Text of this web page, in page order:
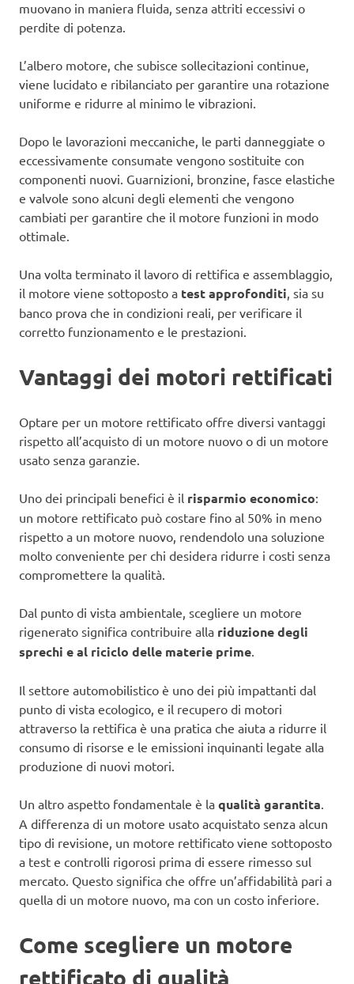
muovano in maniera fluida, senza attriti eccessivi o
perdite di potenza.
L’albero motore, che subisce sollecitazioni continue,
viene lucidato e ribilanciato per garantire una rotazione
uniforme e ridurre al minimo le vibrazioni.
Dopo le lavorazioni meccaniche, le parti danneggiate o
eccessivamente consumate vengono sostituite con
componenti nuovi. Guarnizioni, bronzine, fasce elastiche
e valvole sono alcuni degli elementi che vengono
cambiati per garantire che il motore funzioni in modo
ottimale.
Una volta terminato il lavoro di rettifica e assemblaggio,
il motore viene sottoposto a test approfonditi, sia su
banco prova che in condizioni reali, per verificare il
corretto funzionamento e le prestazioni.
Vantaggi dei motori rettificati
Optare per un motore rettificato offre diversi vantaggi
rispetto all’acquisto di un motore nuovo o di un motore
usato senza garanzie.
Uno dei principali benefici è il risparmio economico:
un motore rettificato può costare fino al 50% in meno
rispetto a un motore nuovo, rendendolo una soluzione
molto conveniente per chi desidera ridurre i costi senza
compromettere la qualità.
Dal punto di vista ambientale, scegliere un motore
rigenerato significa contribuire alla riduzione degli
sprechi e al riciclo delle materie prime.
Il settore automobilistico è uno dei più impattanti dal
punto di vista ecologico, e il recupero di motori
attraverso la rettifica è una pratica che aiuta a ridurre il
consumo di risorse e le emissioni inquinanti legate alla
produzione di nuovi motori.
Un altro aspetto fondamentale è la qualità garantita.
A differenza di un motore usato acquistato senza alcun
tipo di revisione, un motore rettificato viene sottoposto
a test e controlli rigorosi prima di essere rimesso sul
mercato. Questo significa che offre un’affidabilità pari a
quella di un motore nuovo, ma con un costo inferiore.
Come scegliere un motore
rettificato di qualità